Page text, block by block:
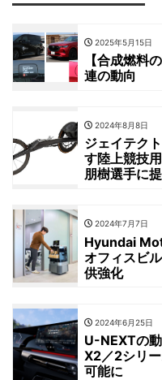
2025年5月15日
【合成燃料
連の動向
2024年8月8日
ジェイテク
す陸上競技
朋樹選手に
2024年7月7日
Hyundai
オフィスビ
供強化
2024年6月25日
U-NEXTの
X2／2シリ
可能に